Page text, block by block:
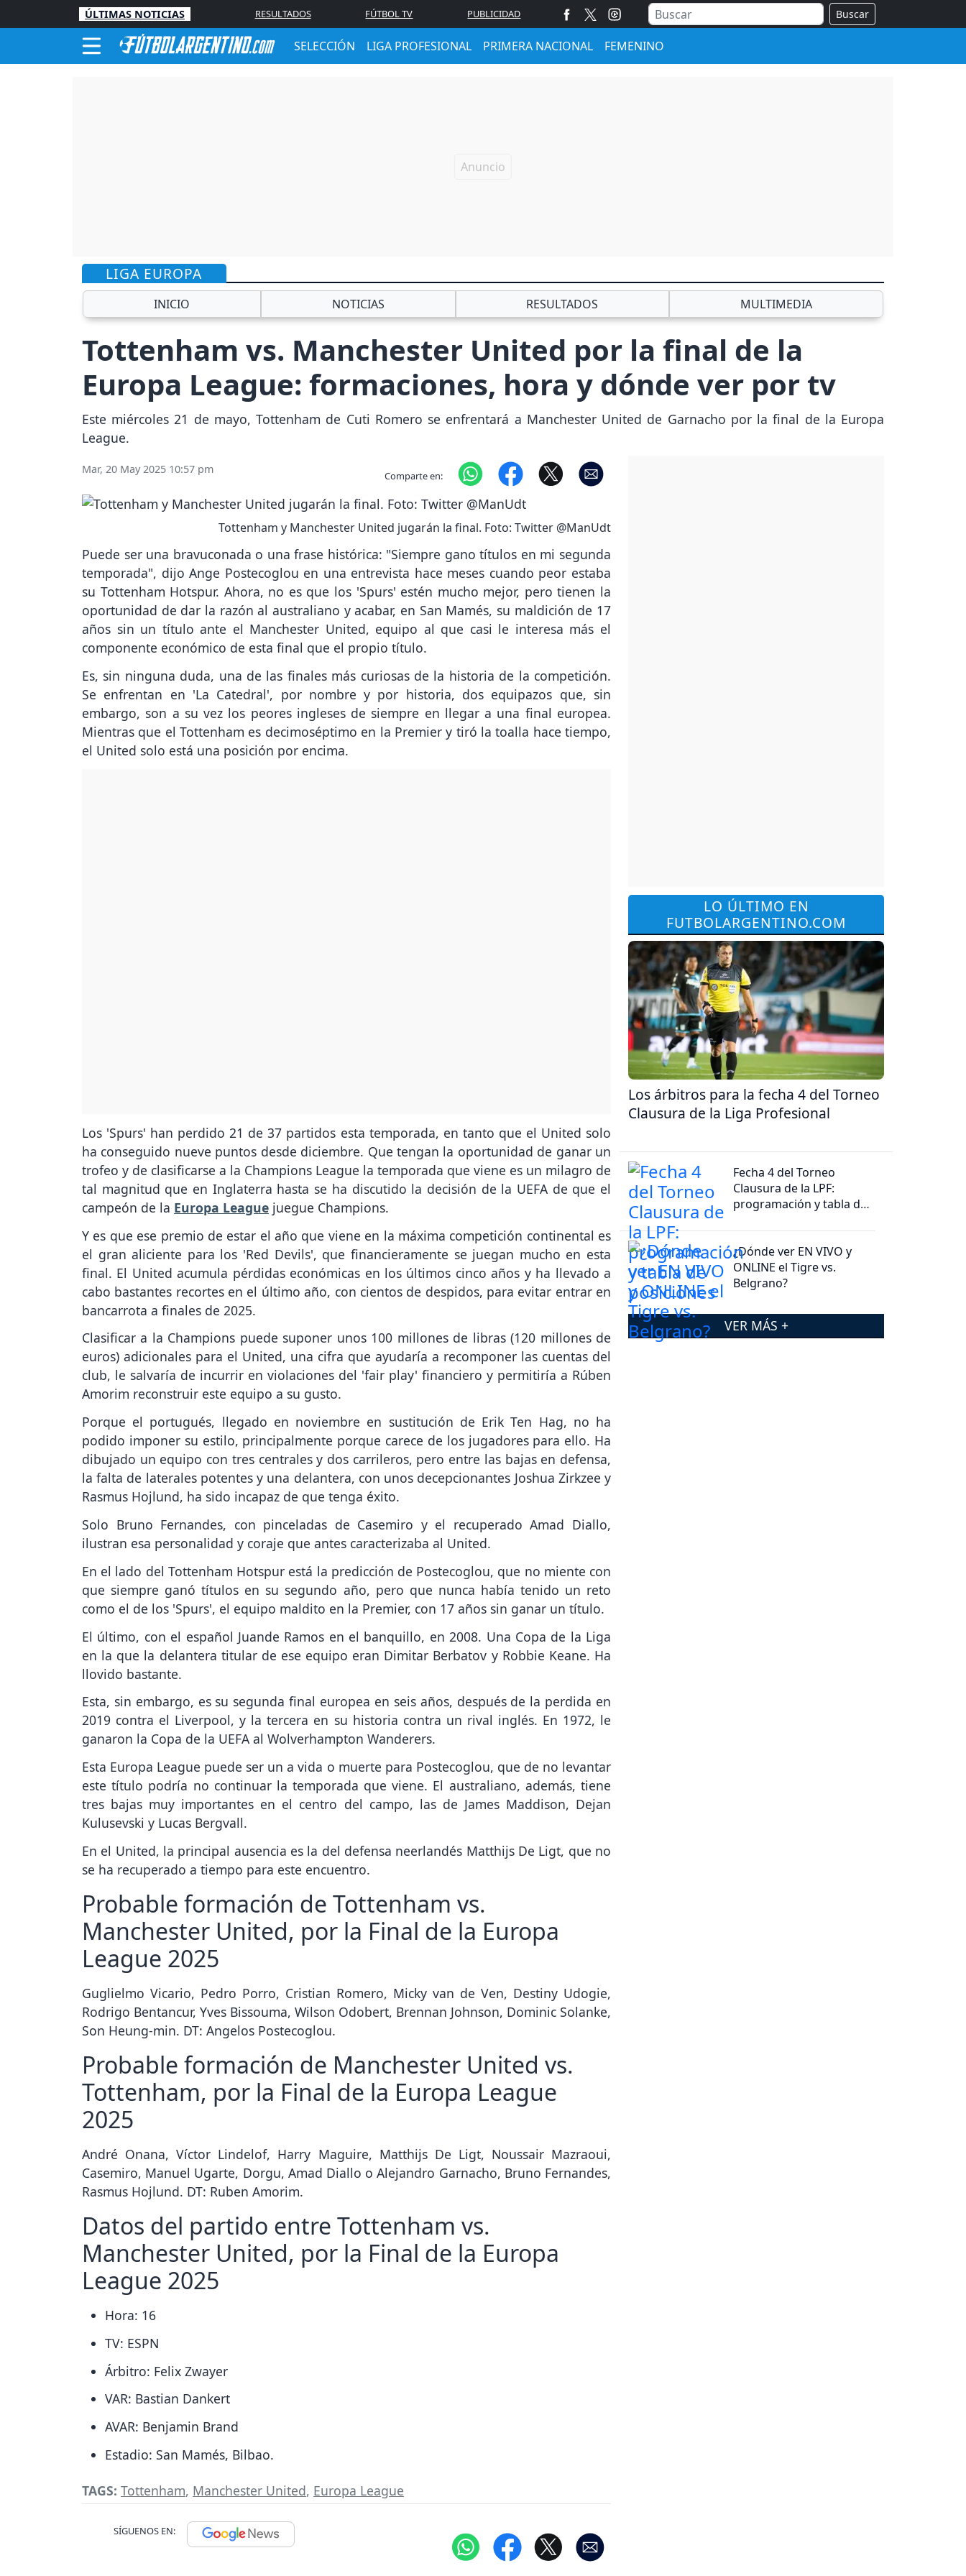
ÚLTIMAS NOTICIAS RESULTADOS FÚTBOL TV PUBLICIDAD Buscar
SELECCIÓN LIGA PROFESIONAL PRIMERA NACIONAL FEMENINO
LIGA EUROPA
INICIO NOTICIAS RESULTADOS MULTIMEDIA
Tottenham vs. Manchester United por la final de la
Europa League: formaciones, hora y dónde ver por tv
Este miércoles 21 de mayo, Tottenham de Cuti Romero se enfrentará a Manchester United de Garnacho por la final de la Europa
League.
Mar, 20 May 2025 10:57 pm Comparte en:
Tottenham y Manchester United jugarán la final. Foto: Twitter @ManUdt
Puede ser una bravuconada o una frase histórica: "Siempre gano títulos en mi segunda
temporada", dijo Ange Postecoglou en una entrevista hace meses cuando peor estaba
su Tottenham Hotspur. Ahora, no es que los 'Spurs' estén mucho mejor, pero tienen la
oportunidad de dar la razón al australiano y acabar, en San Mamés, su maldición de 17
años sin un título ante el Manchester United, equipo al que casi le interesa más el
componente económico de esta final que el propio título.
Es, sin ninguna duda, una de las finales más curiosas de la historia de la competición.
Se enfrentan en 'La Catedral', por nombre y por historia, dos equipazos que, sin
embargo, son a su vez los peores ingleses de siempre en llegar a una final europea.
Mientras que el Tottenham es decimoséptimo en la Premier y tiró la toalla hace tiempo,
el United solo está una posición por encima.
Los 'Spurs' han perdido 21 de 37 partidos esta temporada, en tanto que el United solo
ha conseguido nueve puntos desde diciembre. Que tengan la oportunidad de ganar un
trofeo y de clasificarse a la Champions League la temporada que viene es un milagro de
tal magnitud que en Inglaterra hasta se ha discutido la decisión de la UEFA de que el
campeón de la Europa League juegue Champions.
Y es que ese premio de estar el año que viene en la máxima competición continental es
el gran aliciente para los 'Red Devils', que financieramente se juegan mucho en esta
final. El United acumula pérdidas económicas en los últimos cinco años y ha llevado a
cabo bastantes recortes en el último año, con cientos de despidos, para evitar entrar en
bancarrota a finales de 2025.
Clasificar a la Champions puede suponer unos 100 millones de libras (120 millones de
euros) adicionales para el United, una cifra que ayudaría a recomponer las cuentas del
club, le salvaría de incurrir en violaciones del 'fair play' financiero y permitiría a Rúben
Amorim reconstruir este equipo a su gusto.
Porque el portugués, llegado en noviembre en sustitución de Erik Ten Hag, no ha
podido imponer su estilo, principalmente porque carece de los jugadores para ello. Ha
dibujado un equipo con tres centrales y dos carrileros, pero entre las bajas en defensa,
la falta de laterales potentes y una delantera, con unos decepcionantes Joshua Zirkzee y
Rasmus Hojlund, ha sido incapaz de que tenga éxito.
Solo Bruno Fernandes, con pinceladas de Casemiro y el recuperado Amad Diallo,
ilustran esa personalidad y coraje que antes caracterizaba al United.
En el lado del Tottenham Hotspur está la predicción de Postecoglou, que no miente con
que siempre ganó títulos en su segundo año, pero que nunca había tenido un reto
como el de los 'Spurs', el equipo maldito en la Premier, con 17 años sin ganar un título.
El último, con el español Juande Ramos en el banquillo, en 2008. Una Copa de la Liga
en la que la delantera titular de ese equipo eran Dimitar Berbatov y Robbie Keane. Ha
llovido bastante.
Esta, sin embargo, es su segunda final europea en seis años, después de la perdida en
2019 contra el Liverpool, y la tercera en su historia contra un rival inglés. En 1972, le
ganaron la Copa de la UEFA al Wolverhampton Wanderers.
Esta Europa League puede ser un a vida o muerte para Postecoglou, que de no levantar
este título podría no continuar la temporada que viene. El australiano, además, tiene
tres bajas muy importantes en el centro del campo, las de James Maddison, Dejan
Kulusevski y Lucas Bergvall.
En el United, la principal ausencia es la del defensa neerlandés Matthijs De Ligt, que no
se ha recuperado a tiempo para este encuentro.
Probable formación de Tottenham vs.
Manchester United, por la Final de la Europa
League 2025
Guglielmo Vicario, Pedro Porro, Cristian Romero, Micky van de Ven, Destiny Udogie,
Rodrigo Bentancur, Yves Bissouma, Wilson Odobert, Brennan Johnson, Dominic Solanke,
Son Heung-min. DT: Angelos Postecoglou.
Probable formación de Manchester United vs.
Tottenham, por la Final de la Europa League
2025
André Onana, Víctor Lindelof, Harry Maguire, Matthijs De Ligt, Noussair Mazraoui,
Casemiro, Manuel Ugarte, Dorgu, Amad Diallo o Alejandro Garnacho, Bruno Fernandes,
Rasmus Hojlund. DT: Ruben Amorim.
Datos del partido entre Tottenham vs.
Manchester United, por la Final de la Europa
League 2025
Hora: 16
TV: ESPN
Árbitro: Felix Zwayer
VAR: Bastian Dankert
AVAR: Benjamin Brand
Estadio: San Mamés, Bilbao.
TAGS: Tottenham, Manchester United, Europa League
SÍGUENOS EN:
LO ÚLTIMO EN
FUTBOLARGENTINO.COM
Los árbitros para la fecha 4 del Torneo
Clausura de la Liga Profesional
Fecha 4 del Torneo
Clausura de la LPF:
programación y tabla de
¿Dónde ver EN VIVO y
ONLINE el Tigre vs.
Belgrano?
VER MÁS +